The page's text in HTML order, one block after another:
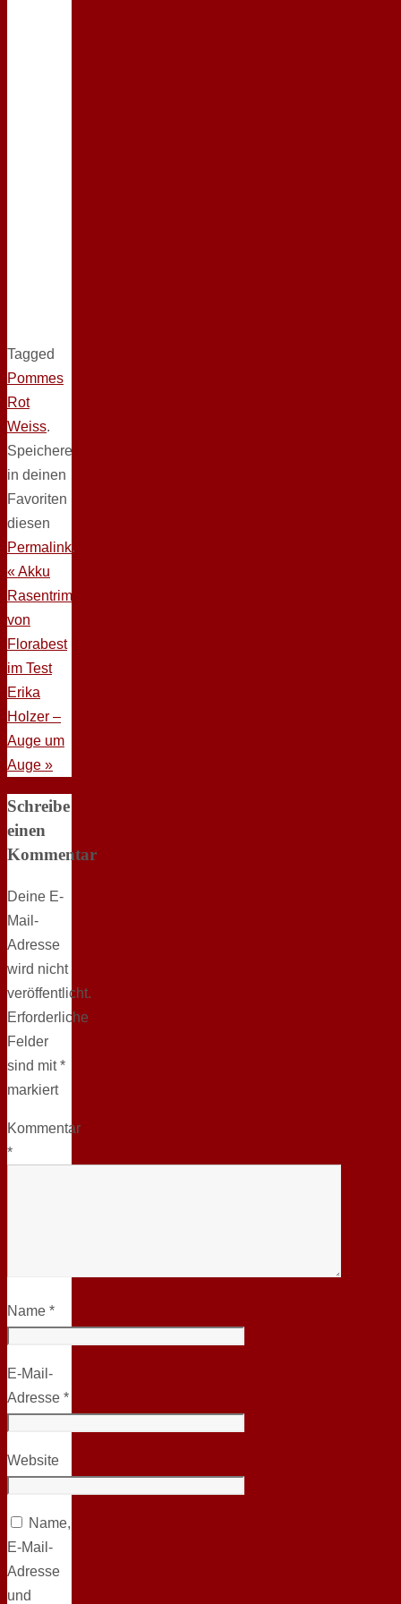
Tagged
Pommes
Rot
Weiss.
Speichere
in deinen
Favoriten
diesen
Permalink.
«Akku
Rasentrimmer
von
Florabest
im Test
Erika
Holzer –
Auge um
Auge »
Schreibe
einen
Kommentar
Deine E-
Mail-
Adresse
wird nicht
veröffentlicht.
Erforderliche
Felder
sind mit*
markiert
Kommentar
*
Name *
E-Mail-
Adresse *
Website
Name,
E-Mail-
Adresse
und